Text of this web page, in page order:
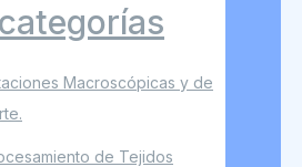
Macroscópicas y de
de Tejidos